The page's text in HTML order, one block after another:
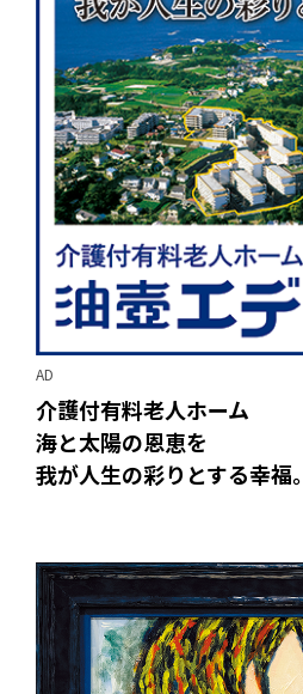
AD
介護付有料老人ホーム
海と太陽の恩恵を
我が人生の彩りとする幸福。